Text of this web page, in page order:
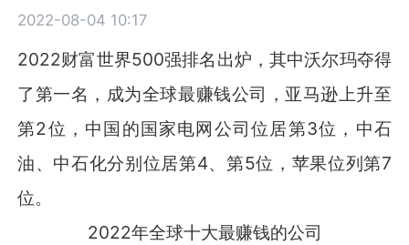
2022-08-04 10:17
2022财富世界500强排名出炉，其中沃尔玛夺得
了第一名，成为全球最赚钱公司，亚马逊上升至
第2位，中国的国家电网公司位居第3位，中石
油、中石化分别位居第4、第5位，苹果位列第7
位。
2022年全球十大最赚钱的公司